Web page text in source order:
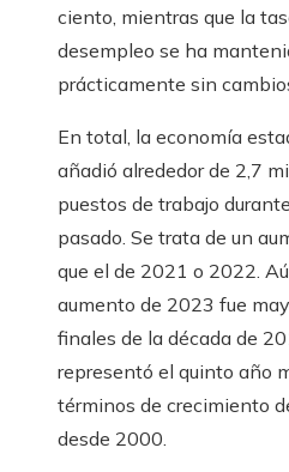
ciento, mientras que la
desempleo se ha
prácticamente sin
En total, la economía
añadió alrededor de 2,7
puestos de trabajo
pasado. Se trata de un
que el de 2021 o 2022.
aumento de 2023 fue
finales de la década de
representó el quinto año
términos de crecimiento
desde 2000.